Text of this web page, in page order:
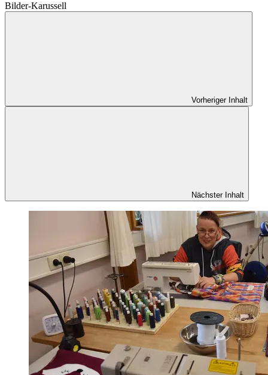
Bilder-Karussell
Vorheriger Inhalt
Nächster Inhalt